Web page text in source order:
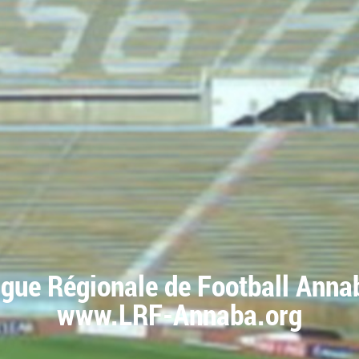
Régionale de Football
www.LRF-Annaba.org